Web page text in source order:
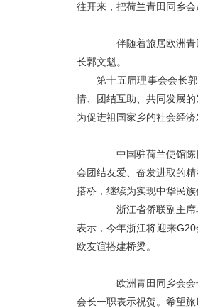
往开来，把荷兰青田同乡会
伴随着旅居欧洲青
长郭文魁。
第十五届理事会会长
情、团结互助、共同发展
为促进祖国家乡的社会经
中国驻荷兰使馆陈
会团结友爱、奋发进取的
搭桥，继续为实现中华民族
浙江省侨联副主席
表示，今年浙江将迎来
欧友谊搭建桥梁。
欧洲青田同乡会会
会长一职表示祝贺。希望